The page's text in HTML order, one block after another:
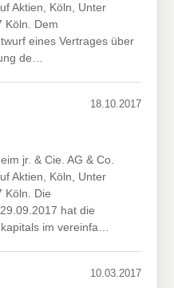
Aktien, Köln, Unter
Köln. Dem
eines Vertrages über
de…
18.10.2017
jr. & Cie. AG & Co.
Aktien, Köln, Unter
Köln. Die
hat die
im vereinfa…
10.03.2017